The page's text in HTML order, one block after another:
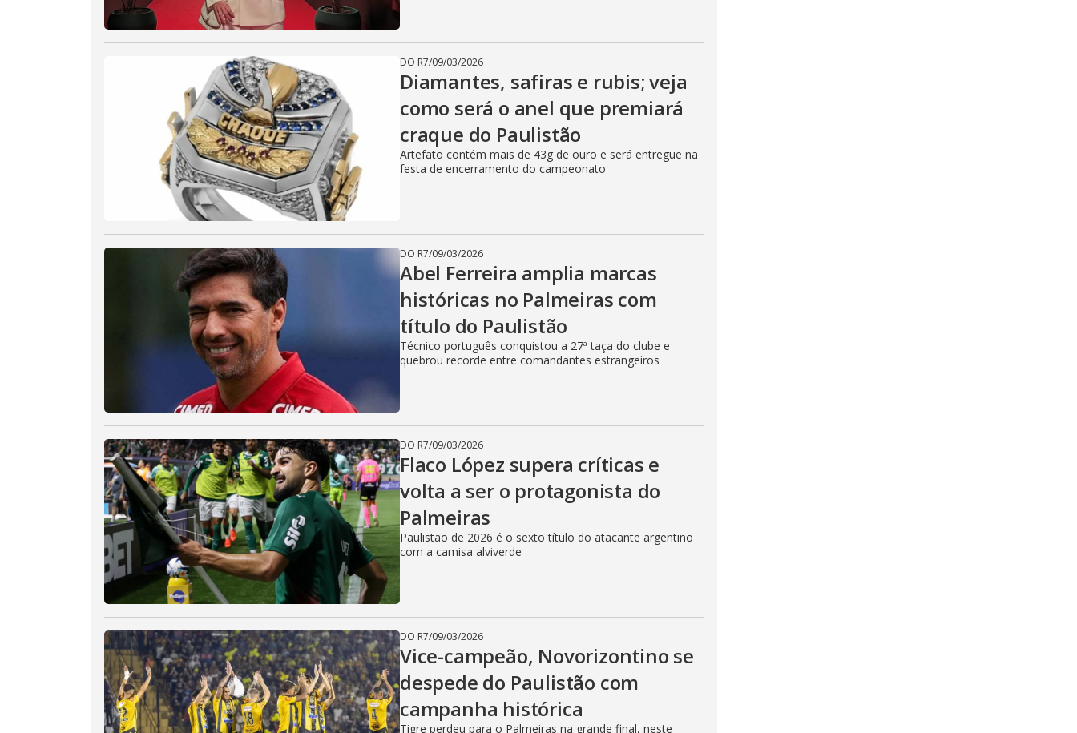
DO R7/09/03/2026
Diamantes, safiras e rubis; veja
como será o anel que premiará
craque do Paulistão
Artefato contém mais de 43g de ouro e será entregue na
festa de encerramento do campeonato
DO R7/09/03/2026
Abel Ferreira amplia marcas
históricas no Palmeiras com
título do Paulistão
Técnico português conquistou a 27ª taça do clube e
quebrou recorde entre comandantes estrangeiros
DO R7/09/03/2026
Flaco López supera críticas e
volta a ser o protagonista do
Palmeiras
Paulistão de 2026 é o sexto título do atacante argentino
com a camisa alviverde
DO R7/09/03/2026
Vice-campeão, Novorizontino se
despede do Paulistão com
campanha histórica
Tigre perdeu para o Palmeiras na grande final, neste